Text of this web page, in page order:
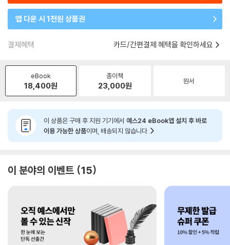
앱 다운 시 1천원 상품권
결제혜택 카드/간편결제 혜택을 확인하세요
eBook
18,400원
종이책
23,000원 원서
이 상품은 구매 후 지원 기기에서 예스24 eBook앱 설치 후 바로
이용 가능한 상품이며, 배송되지 않습니다.
이 분야의 이벤트 15